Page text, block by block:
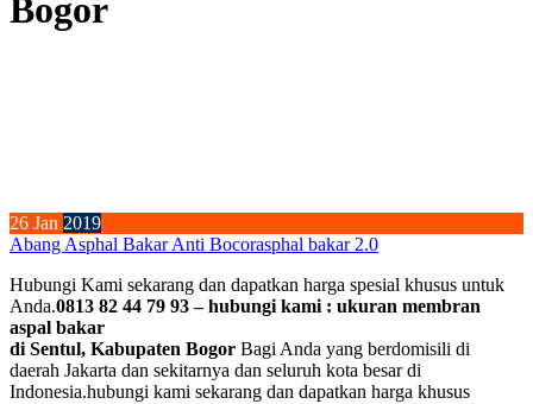
Bogor
26 Jan 2019
Abang Asphal Bakar Anti Bocorasphal bakar 2.0
Hubungi Kami sekarang dan dapatkan harga spesial khusus untuk
Anda.0813 82 44 79 93 – hubungi kami : ukuran membran
aspal bakar
di Sentul, Kabupaten Bogor Bagi Anda yang berdomisili di
daerah Jakarta dan sekitarnya dan seluruh kota besar di
Indonesia.hubungi kami sekarang dan dapatkan harga khusus